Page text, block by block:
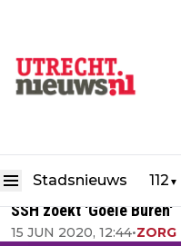
Stadsnieuws 112 ▼
SSH zoekt 'Goeie Buren'
15 JUN 2020, 12:44•ZORG